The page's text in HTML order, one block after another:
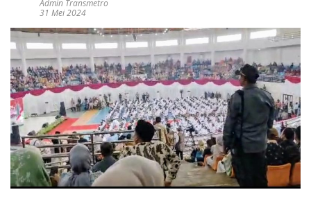
Admin Transmetro
31 Mei 2024